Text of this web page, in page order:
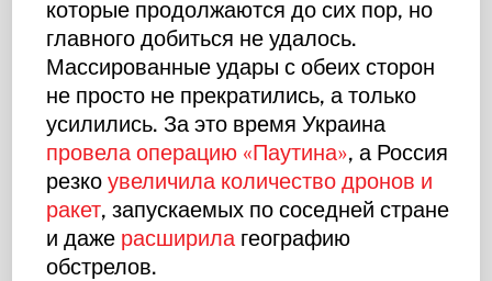
которые продолжаются до сих пор, но
главного добиться не удалось.
Массированные удары с обеих сторон
не просто не прекратились, а только
усилились. За это время Украина
провела операцию «Паутина», а Россия
резкоувеличила количество дронов и
ракет, запускаемых по соседней стране
и даже расширилагеографию
обстрелов.